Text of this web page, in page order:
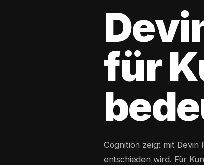
für
Cognition zeigt mit Devin
entschieden wird. Für